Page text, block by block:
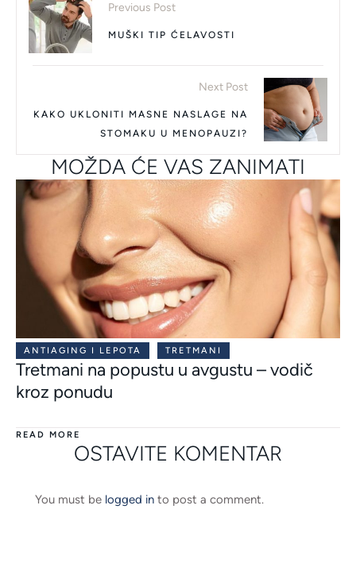
Previous Post
MUŠKI TIP ĆELAVOSTI
Next Post
KAKO UKLONITI MASNE NASLAGE NA
STOMAKU U MENOPAUZI?
MOŽDA ĆE VAS ZANIMATI
ANTIAGING I LEPOTA TRETMANI
Tretmani na popustu u avgustu – vodič
kroz ponudu
READ MORE
OSTAVITE KOMENTAR
You must be logged in to post a comment.